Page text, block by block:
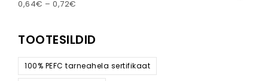
0,64€ – 0,72€
TOOTESILDID
100% PEFC tarneahela sertifikaat